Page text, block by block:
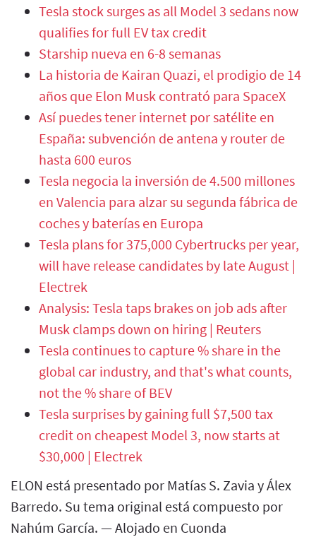
Tesla stock surges as all Model 3 sedans now
qualifies for full EV tax credit
Starship nueva en 6-8 semanas
La historia de Kairan Quazi, el prodigio de 14
años que Elon Musk contrató para SpaceX
Así puedes tener internet por satélite en
España: subvención de antena y router de
hasta 600 euros
Tesla negocia la inversión de 4.500 millones
en Valencia para alzar su segunda fábrica de
coches y baterías en Europa
Tesla plans for 375,000 Cybertrucks per year,
will have release candidates by late August |
Electrek
Analysis: Tesla taps brakes on job ads after
Musk clamps down on hiring | Reuters
Tesla continues to capture % share in the
global car industry, and that's what counts,
not the % share of BEV
Tesla surprises by gaining full $7,500 tax
credit on cheapest Model 3, now starts at
$30,000 | Electrek
ELON está presentado por Matías S. Zavia y Álex
Barredo. Su tema original está compuesto por
Nahúm García. — Alojado en Cuonda